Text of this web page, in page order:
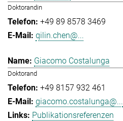
Doktorandin
+49 89 8578 3469
qilin.chen@...
Giacomo Costalunga
Doktorand
+49 8157 932 461
giacomo.costalunga@...
Publikationsreferenzen